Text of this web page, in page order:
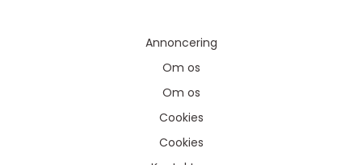
Annoncering
Om os
Om os
Cookies
Cookies